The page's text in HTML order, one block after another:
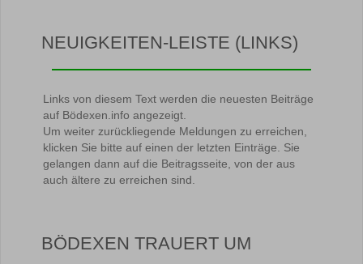
NEUIGKEITEN-LEISTE (LINKS)
Links von diesem Text werden die neuesten Beiträge
auf Bödexen.info angezeigt.
Um weiter zurückliegende Meldungen zu erreichen,
klicken Sie bitte auf einen der letzten Einträge. Sie
gelangen dann auf die Beitragsseite, von der aus
auch ältere zu erreichen sind.
BÖDEXEN TRAUERT UM